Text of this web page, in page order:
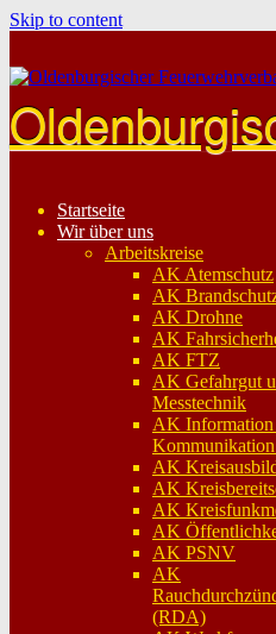
Skip to content
Startseite
Wir über uns
Arbeitskreise
AK Atemschutz
AK
AK Drohne
AK
AK FTZ
AK Gefahrgut
Messtechnik
AK Information
AK
AK
AK
AK
AK PSNV
AK
(RDA)